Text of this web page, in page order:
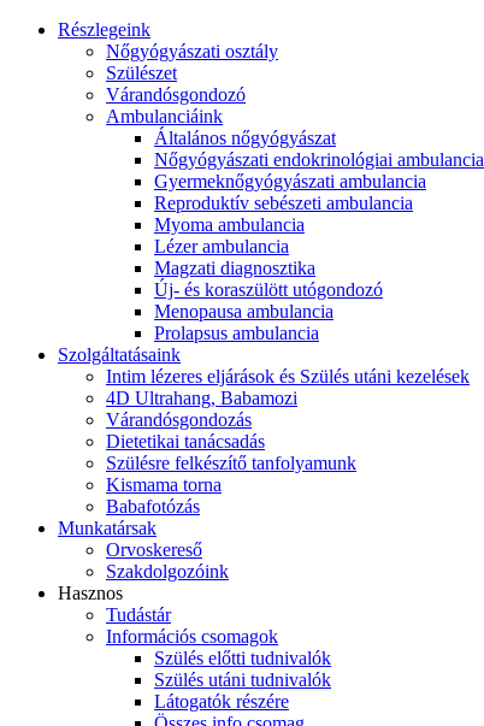
Részlegeink
Nőgyógyászati osztály
Szülészet
Várandósgondozó
Ambulanciáink
Általános nőgyógyászat
Nőgyógyászati endokrinológiai ambulancia
Gyermeknőgyógyászati ambulancia
Reproduktív sebészeti ambulancia
Myoma ambulancia
Lézer ambulancia
Magzati diagnosztika
Új- és koraszülött utógondozó
Menopausa ambulancia
Prolapsus ambulancia
Szolgáltatásaink
Intim lézeres eljárások és Szülés utáni kezelések
4D Ultrahang, Babamozi
Várandósgondozás
Dietetikai tanácsadás
Szülésre felkészítő tanfolyamunk
Kismama torna
Babafotózás
Munkatársak
Orvoskereső
Szakdolgozóink
Hasznos
Tudástár
Információs csomagok
Szülés előtti tudnivalók
Szülés utáni tudnivalók
Látogatók részére